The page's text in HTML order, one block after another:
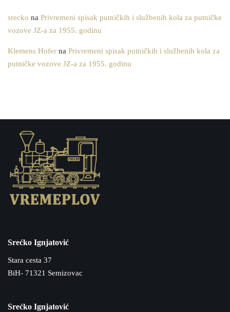
srecko na Privremeni spisak putničkih i službenih kola za putničke
vozove JZ-a za 1955. godinu
Klemens Hofer na Privremeni spisak putničkih i službenih kola za
putničke vozove JZ-a za 1955. godinu
Srećko Ignjatović
Stara cesta 37
BiH- 71321 Semizovac
Srećko Ignjatović